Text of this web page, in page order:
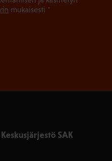
SAK
mukaisesti *